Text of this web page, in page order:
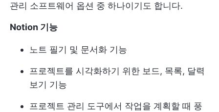
관리 소프트웨어 옵션 중 하나이기도 합니다.
Notion 기능
노트 필기 및 문서화 기능
프로젝트를 시각화하기 위한 보드, 목록, 달력
보기 기능
프로젝트 관리 도구에서 작업을 계획할 때 풍